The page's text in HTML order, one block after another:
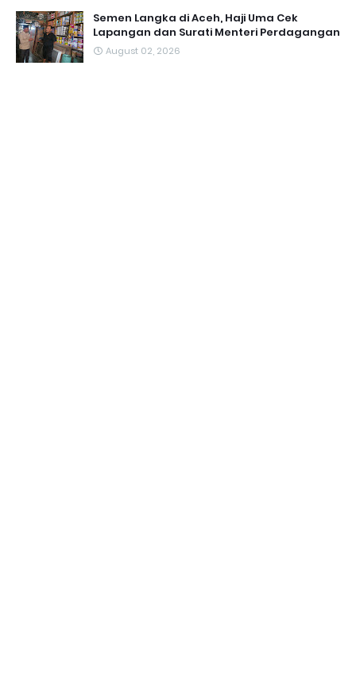
Semen Langka di Aceh, Haji Uma Cek
Lapangan dan Surati Menteri Perdagangan
August 02, 2026